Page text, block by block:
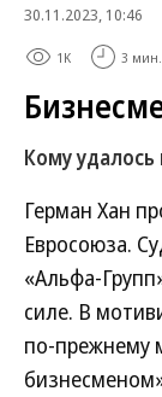
30.11.2023, 10:46
1K 3 мин.
Кому удалось
Герман Хан
Евросоюза.
«Альфа-
силе. В
по-прежнему